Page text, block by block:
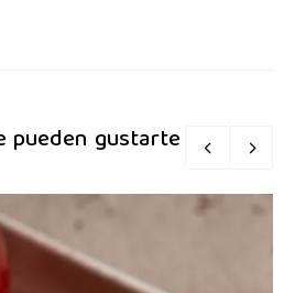
pueden gustarte